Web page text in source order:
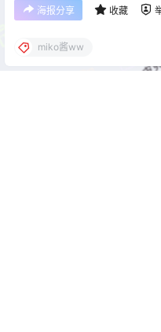
海报分享 收藏
miko酱ww